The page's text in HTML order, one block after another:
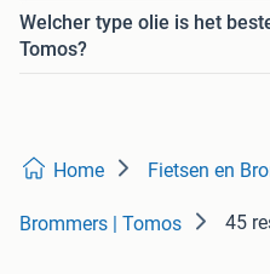
Welcher type olie is het
Tomos?
Home Fietsen en
Brommers | Tomos 45